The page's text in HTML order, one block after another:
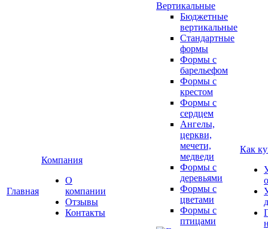
Главная
Компания
О
компании
Отзывы
Контакты
Вертикальные
Бюджетные
вертикальные
Стандартные
формы
Формы с
барельефом
Формы с
крестом
Формы с
сердцем
Ангелы,
церкви,
мечети,
медведи
Формы с
деревьями
Формы с
цветами
Формы с
птицами
Как